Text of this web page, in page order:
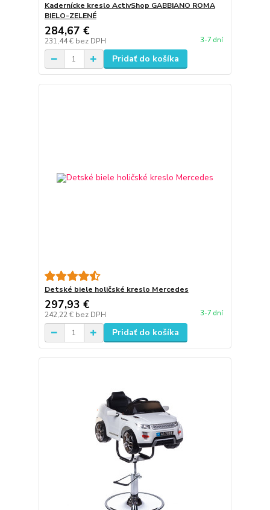
Kadernícke kreslo ActivShop GABBIANO ROMA
BIELO-ZELENÉ
284,67 €
231,44 € bez DPH 3-7 dní
Pridať do košíka
Detské biele holičské kreslo Mercedes
297,93 €
242,22 € bez DPH 3-7 dní
Pridať do košíka